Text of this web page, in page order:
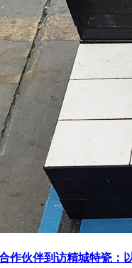
作伙伴到访精城特瓷：